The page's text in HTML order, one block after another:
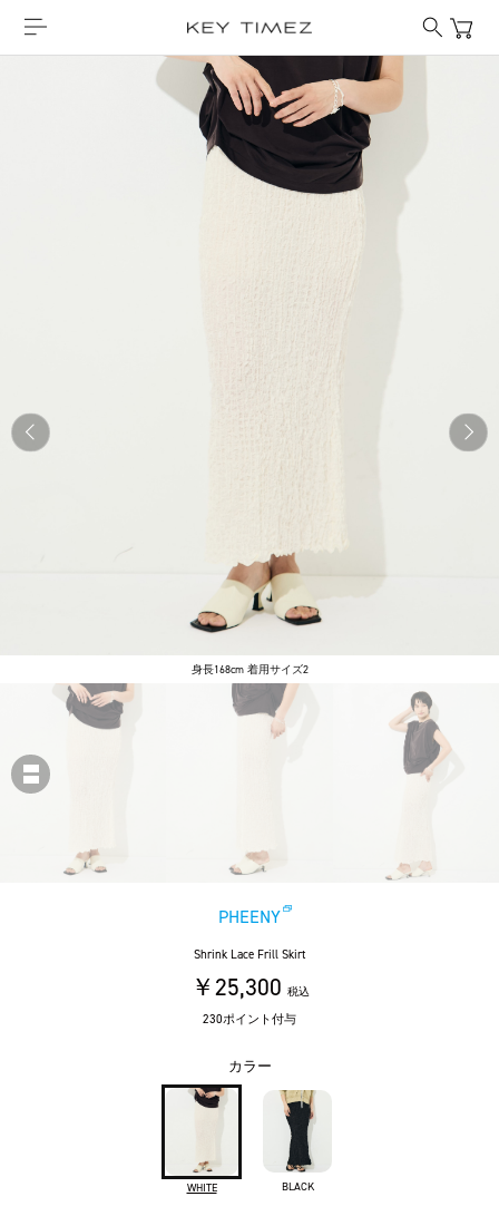
身長168cm 着用サイズ2
PHEENY
Shrink Lace Frill Skirt
￥25,300 税込
230ポイント付与
カラー
WHITE BLACK